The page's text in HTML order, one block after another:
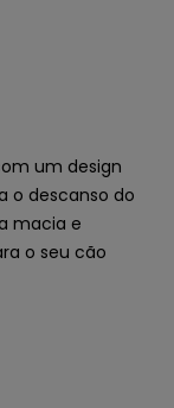
um design
o descanso do
macia e
o seu cão